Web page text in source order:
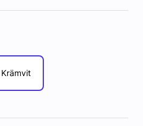
Krämvit